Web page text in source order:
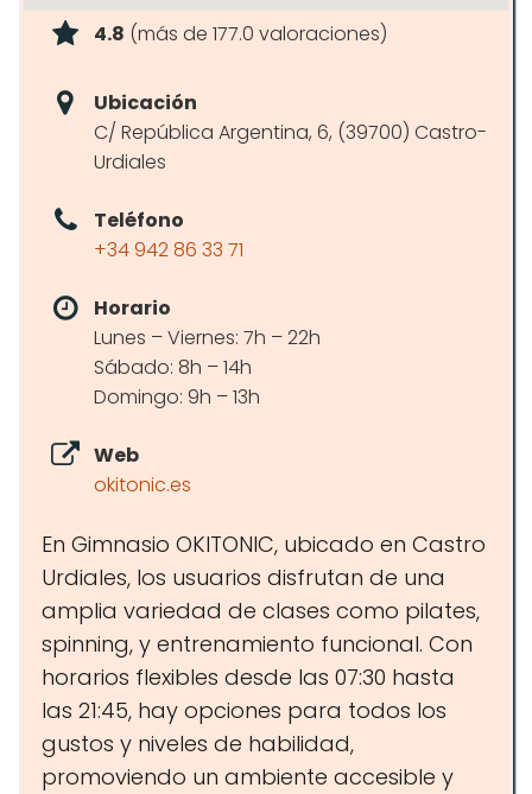
4.8 (más de 177.0 valoraciones)
Ubicación
C/ República Argentina, 6, (39700) Castro-
Urdiales
Teléfono
+34 942 86 33 71
Horario
Lunes – Viernes: 7h – 22h
Sábado: 8h – 14h
Domingo: 9h – 13h
Web
okitonic.es
En Gimnasio OKITONIC, ubicado en Castro
Urdiales, los usuarios disfrutan de una
amplia variedad de clases como pilates,
spinning, y entrenamiento funcional. Con
horarios flexibles desde las 07:30 hasta
las 21:45, hay opciones para todos los
gustos y niveles de habilidad,
promoviendo un ambiente accesible y